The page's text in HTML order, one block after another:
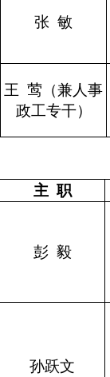
张 敏
王 莺（兼人事
政工专干）
主 职
彭 毅
孙跃文